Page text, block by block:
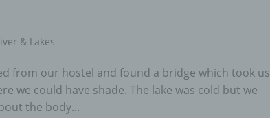
& Lakes
from our hostel and found a bridge which took us
we could have shade. The lake was cold but we
the body...